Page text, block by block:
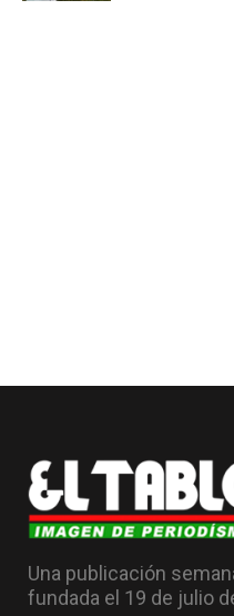
Una publicación
fundada el 19 de julio